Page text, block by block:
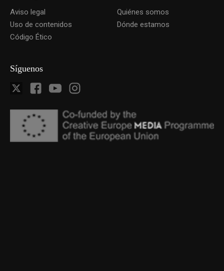
Aviso legal
Uso de contenidos
Código Ético
Quiénes somos
Dónde estamos
Síguenos